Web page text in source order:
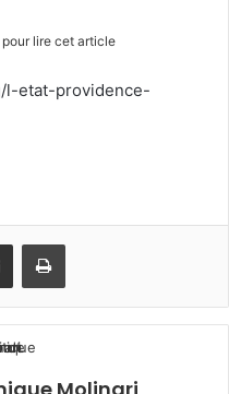
pour lire cet article
l-etat-providence-
Partagez par mail Imprimez